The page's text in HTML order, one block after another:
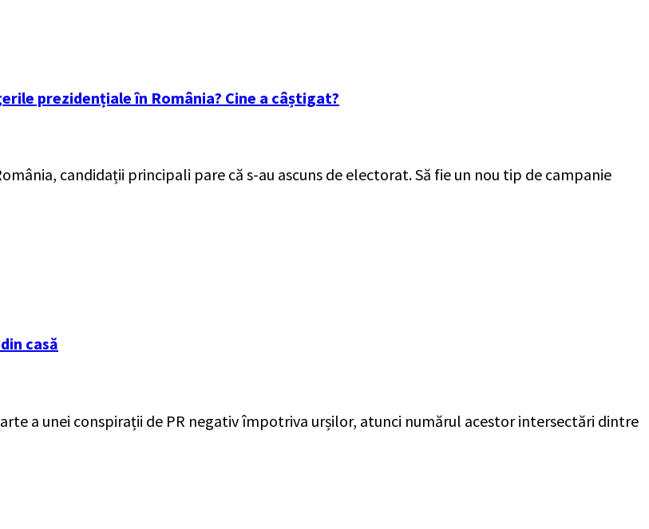
prezidențiale în România? Cine a câștigat?
candidații principali pare că s-au ascuns de electorat. Să fie un nou tip de campanie
casă
a unei conspirații de PR negativ împotriva urșilor, atunci numărul acestor intersectări dintre